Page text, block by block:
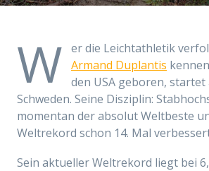
W er die Leichtathletik
Armand Duplantis
den USA geboren,
Schweden. Seine Disziplin:
momentan der absolut Weltbeste
Weltrekord schon 14. Mal
Sein aktueller Weltrekord liegt bei